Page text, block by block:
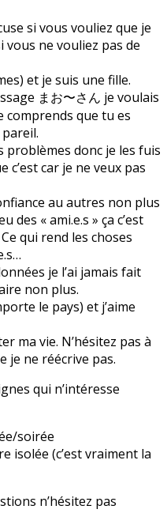
si vous vouliez que je
ne vouliez pas de
et je suis une fille.
まお〜さん je voulais
comprends que tu es
problèmes donc je les fuis
c’est car je ne veux pas
au autres non plus
des « ami.e.s » ça c’est
qui rend les choses
je l’ai jamais fait
non plus.
le pays) et j’aime
ma vie. N’hésitez pas à
je ne réécrive pas.
qui n’intéresse
soirée
isolée (c’est vraiment la
n’hésitez pas